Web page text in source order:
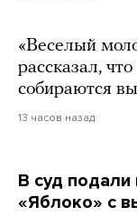
«Веселый
рассказал,
собираются
13 часов назад
В суд подали
«Яблоко» с